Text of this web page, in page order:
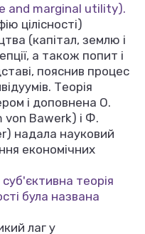
and marginal utility).
цілісності)
(капітал, землю і
а також попит і
пояснив процес
Теорія
і доповнена О.
von Bawerk) і Ф.
надала науковий
економічних
теорія
була названа
лаг у